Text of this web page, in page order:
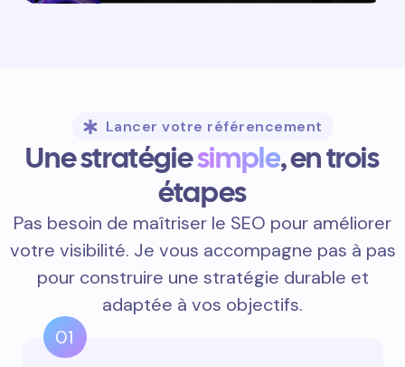
Lancer votre référencement
Une stratégiesimple, en trois
étapes
Pas besoin de maîtriser le SEO pour améliorer
votre visibilité. Je vous accompagne pas à pas
pour construire une stratégie durable et
adaptée à vos objectifs.
01